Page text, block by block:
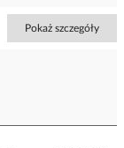
Pokaż szczegóły